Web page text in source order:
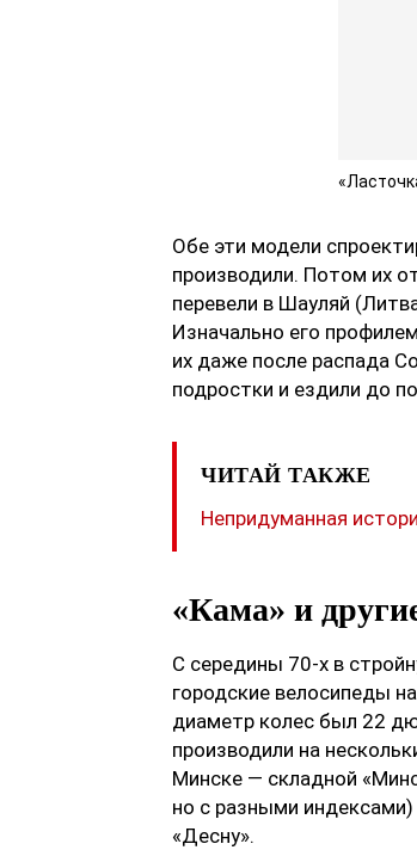
Обе эти модели
производили. Потом их
перевели в Шауляй
Изначально его
их даже после распада
подростки и ездили до
ЧИТАЙ ТАКЖЕ
Непридуманная
«Кама» и
С середины 70-х в
городские велосипеды
диаметр колес был 22
производили на
Минске — складной
но с разными
«Десну».